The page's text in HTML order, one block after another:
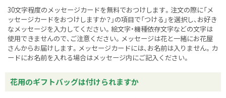
30文字程度のメッセージカードを無料でおつけします。注文の際に「メ
ッセージカードをおつけしますか？」の項目で「つける」を選択し、お好き
なメッセージを入力してください。絵文字・機種依存文字などの文字は
使用できませんので、ご注意ください。メッセージは花と一緒にお花屋
さんからお届けします。メッセージカードには、お名前は入りません。カ
ードにお名前を入れる場合はメッセージ内にご記入ください。
花用のギフトバッグは付けられますか